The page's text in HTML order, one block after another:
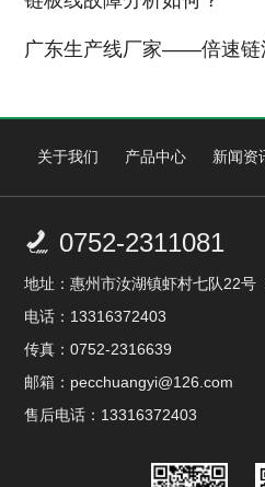
关于我们 产品中心 新闻资
 0752-2311081
地址：惠州市汝湖镇虾村七队22号
电话：13316372403
传真：0752-2316639
邮箱：pecchuangyi@126.com
售后电话：13316372403